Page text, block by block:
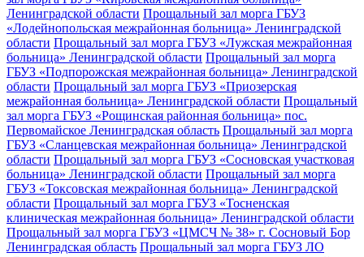
Ленинградской области Прощальный зал морга ГБУЗ
«Лодейнопольская межрайонная больница» Ленинградской
области Прощальный зал морга ГБУЗ «Лужская межрайонная
больница» Ленинградской области Прощальный зал морга
ГБУЗ «Подпорожская межрайонная больница» Ленинградской
области Прощальный зал морга ГБУЗ «Приозерская
межрайонная больница» Ленинградской области Прощальный
зал морга ГБУЗ «Рощинская районная больница» пос.
Первомайское Ленинградская область Прощальный зал морга
ГБУЗ «Сланцевская межрайонная больница» Ленинградской
области Прощальный зал морга ГБУЗ «Сосновская участковая
больница» Ленинградской области Прощальный зал морга
ГБУЗ «Токсовская межрайонная больница» Ленинградской
области Прощальный зал морга ГБУЗ «Тосненская
клиническая межрайонная больница» Ленинградской области
Прощальный зал морга ГБУЗ «ЦМСЧ № 38» г. Сосновый Бор
Ленинградская область Прощальный зал морга ГБУЗ ЛО